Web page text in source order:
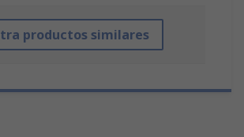
productos similares